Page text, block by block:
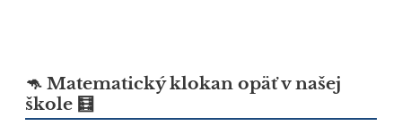
🦘 Matematický klokan opäť v našej
škole 🧮